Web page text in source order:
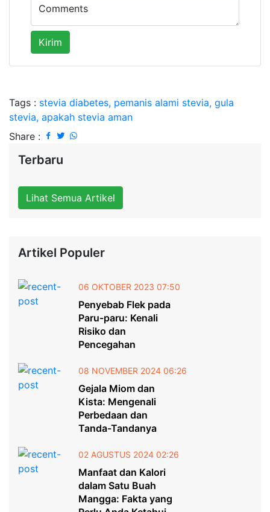
Comments
Kirim
Tags : stevia diabetes, pemanis alami stevia, gula
stevia, apakah stevia aman
Share :
Terbaru
Lihat Semua Artikel
Artikel Populer
06 OKTOBER 2023 07:50
Penyebab Flek pada
Paru-paru: Kenali
Risiko dan
Pencegahan
08 NOVEMBER 2024 06:26
Gejala Miom dan
Kista: Mengenali
Perbedaan dan
Tanda-Tandanya
02 AGUSTUS 2024 02:26
Manfaat dan Kalori
dalam Satu Buah
Mangga: Fakta yang